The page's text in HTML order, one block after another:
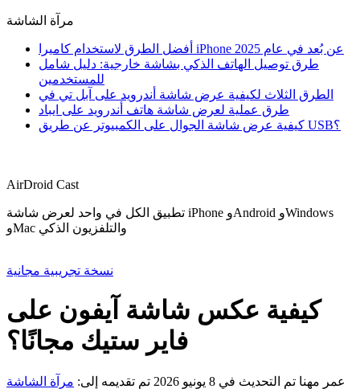
مرآة الشاشة
أفضل الطرق لاستخدام كاميرا iPhone عن بُعد في عام 2025
طرق توصيل الهاتف الذكي بشاشة خارجية: دليل شامل
للمستخدمين
الطرق الثلاث لكيفية عرض شاشة أندرويد على آبل تي في
طرق عملية لعرض شاشة هاتف أندرويد على ايباد
كيفية عرض شاشة الجوال على الكمبيوتر عن طريق USB؟
AirDroid Cast
تطبيق الكل في واحد لعرض شاشة iPhone وAndroid وWindows
وMac والتلفزيون الذكي
نسخة تجريبية مجانية
كيفية عكس شاشة آيفون على
فاير ستيك مجانًا؟
عمر مهنا تم التحديث في 8 يونيو 2026 تم تقديمه إلى: مرآة الشاشة